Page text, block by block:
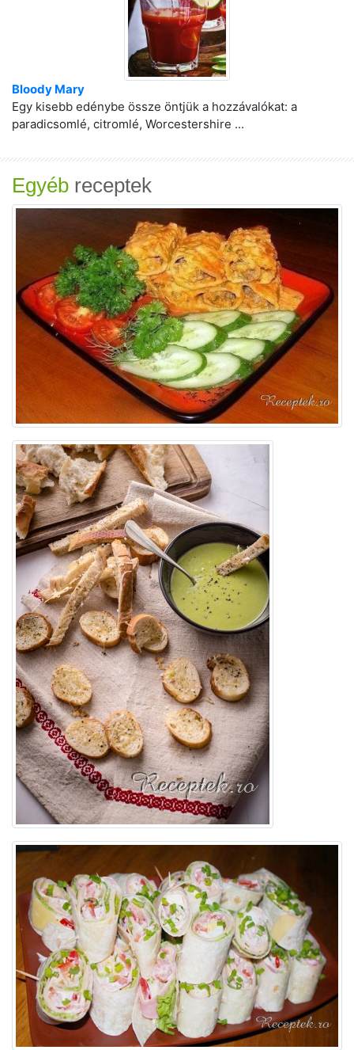
Bloody Mary
Egy kisebb edénybe össze öntjük a hozzávalókat: a
paradicsomlé, citromlé, Worcestershire ...
Egyéb receptek